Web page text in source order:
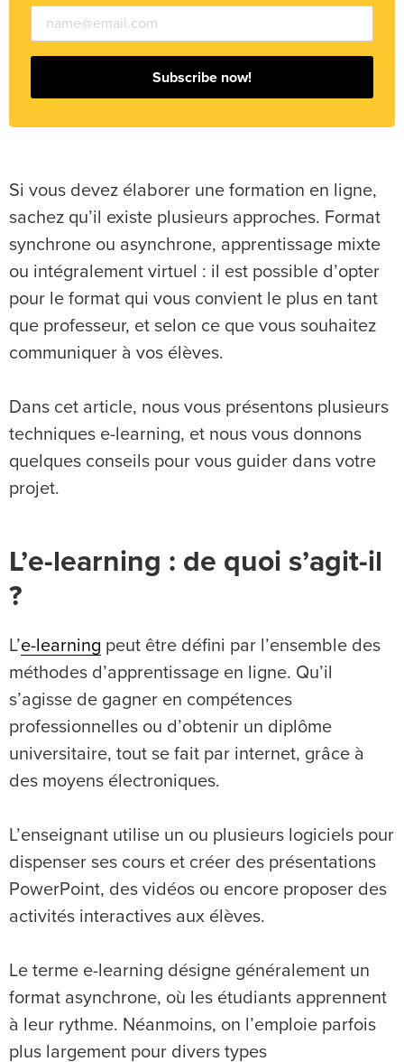
Subscribe now!
Si vous devez élaborer une formation en ligne,
sachez qu’il existe plusieurs approches. Format
synchrone ou asynchrone, apprentissage mixte
ou intégralement virtuel : il est possible d’opter
pour le format qui vous convient le plus en tant
que professeur, et selon ce que vous souhaitez
communiquer à vos élèves.
Dans cet article, nous vous présentons plusieurs
techniques e-learning, et nous vous donnons
quelques conseils pour vous guider dans votre
projet.
L’e-learning : de quoi s’agit-il
?
L’e-learning peut être défini par l’ensemble des
méthodes d’apprentissage en ligne. Qu’il
s’agisse de gagner en compétences
professionnelles ou d’obtenir un diplôme
universitaire, tout se fait par internet, grâce à
des moyens électroniques.
L’enseignant utilise un ou plusieurs logiciels pour
dispenser ses cours et créer des présentations
PowerPoint, des vidéos ou encore proposer des
activités interactives aux élèves.
Le terme e-learning désigne généralement un
format asynchrone, où les étudiants apprennent
à leur rythme. Néanmoins, on l’emploie parfois
plus largement pour divers types